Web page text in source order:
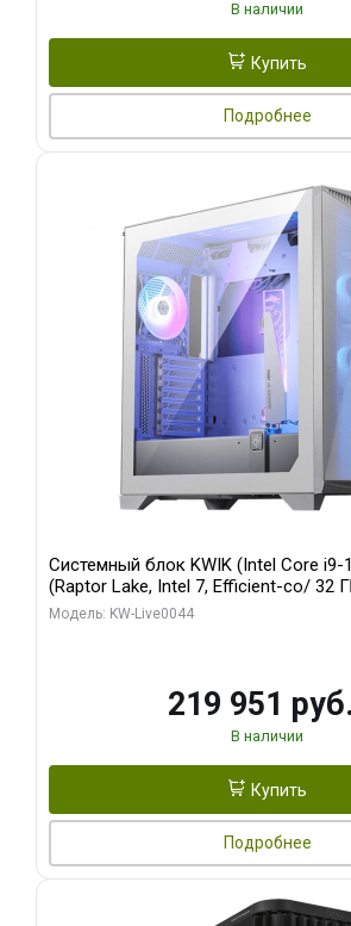
В наличии
Купить
Подробнее
Системный блок KWIK (Intel Core i9-
(Raptor Lake, Intel 7, Efficient-co/ 32
модуля)/ Gigabyte RTX5070Ti AERO
Модель: KW-Live0044
219 951 руб.
В наличии
Купить
Подробнее